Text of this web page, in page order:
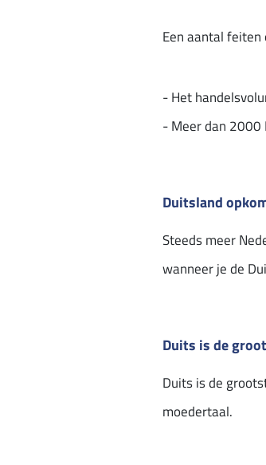
Een aantal
- Het
- Meer dan 2000
Duitsland
Steeds meer
wanneer je de
Duits is de
Duits is de
moedertaal.